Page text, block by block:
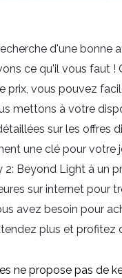
d'une bonne
ce qu'il vous faut !
prix, vous pouvez
mettons à votre
sur les offres
une clé pour votre
2: Beyond Light à un
sur internet pour
avez besoin pour
plus et profitez
ne propose pas de